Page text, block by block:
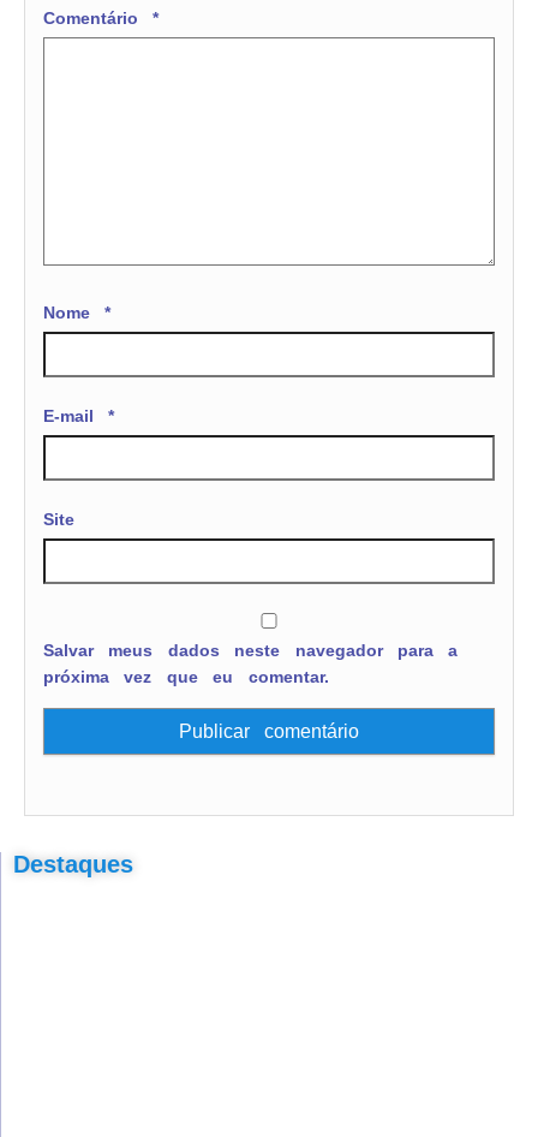
Comentário*
Nome*
E-mail*
Site
Salvar meus dados neste navegador para a
próxima vez que eu comentar.
Destaques